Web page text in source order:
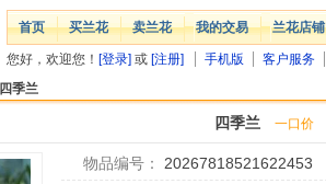
首页 买兰花 卖兰花 我的交易 兰花店铺
您好，欢迎您！ [登录] 或 [注册] 手机版 客户服务
四季兰
四季兰 一口价
物品编号：
20267818521622453